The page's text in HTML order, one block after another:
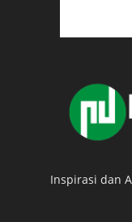
Inspirasi dan